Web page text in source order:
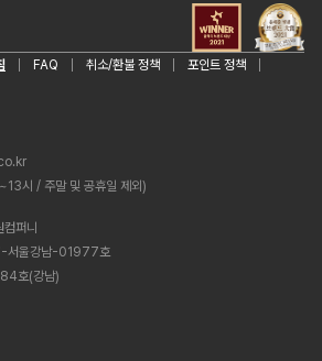
FAQ 취소/환불 정책
포인트 정책
시 / 주말 및 공휴일 제외)
퍼니
서울강남-01977호
호(강남)